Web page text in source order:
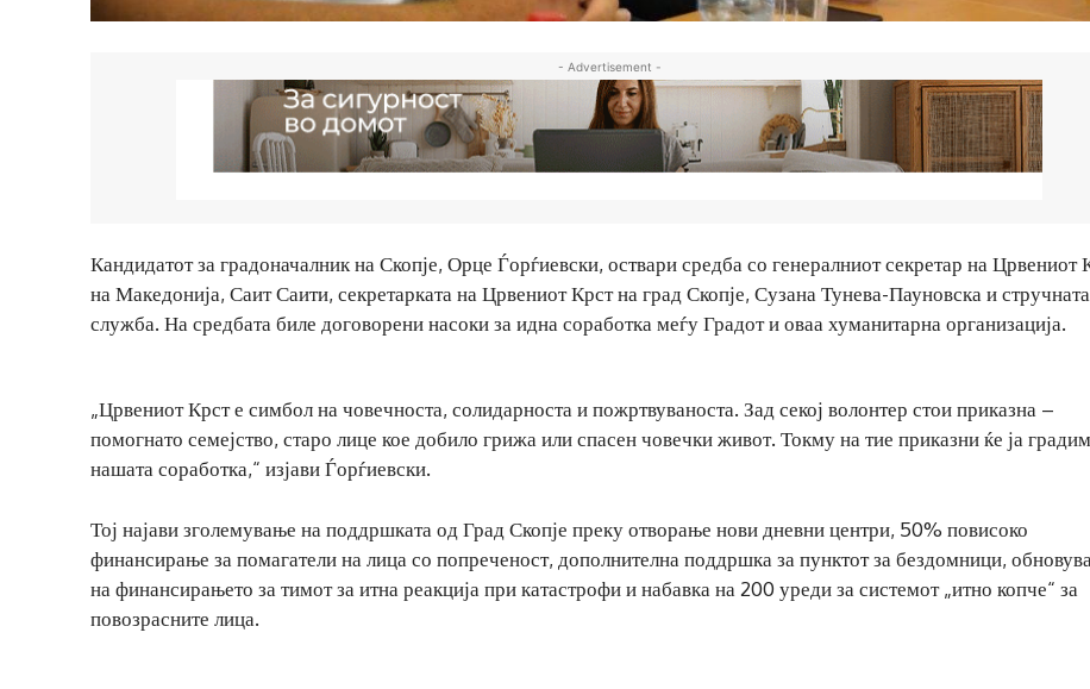
- Advertisement -
Кандидатот за градоначалник на Скопје, Орце Ѓорѓиевски, оствари средба со генералниот секретар на Црвениот
на Македонија, Саит Саити, секретарката на Црвениот Крст на град Скопје, Сузана Тунева-Пауновска и стручната
служба. На средбата биле договорени насоки за идна соработка меѓу Градот и оваа хуманитарна организација.
„Црвениот Крст е симбол на човечноста, солидарноста и пожртвуваноста. Зад секој волонтер стои приказна –
помогнато семејство, старо лице кое добило грижа или спасен човечки живот. Токму на тие приказни ќе ја
нашата соработка,“ изјави Ѓорѓиевски.
Тој најави зголемување на поддршката од Град Скопје преку отворање нови дневни центри, 50% повисоко
финансирање за помагатели на лица со попреченост, дополнителна поддршка за пунктот за бездомници,
на финансирањето за тимот за итна реакција при катастрофи и набавка на 200 уреди за системот „итно копче“ за
повозрасните лица.